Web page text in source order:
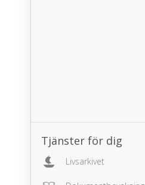
Tjänster för dig
Livsarkivet